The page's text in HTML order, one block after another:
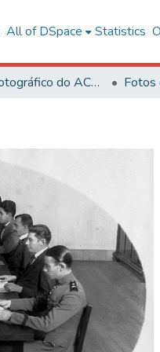
All of DSpace Statistics
Acervo Fotográfico do ACH-UFV Fotos